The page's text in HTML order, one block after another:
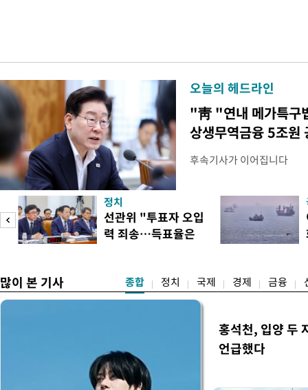
오늘의 헤드라인
"靑 "연내 메가특구
상생무역금융 5조원
후속기사가 이어집니다
정치
선관위 "투표자 오입
력 죄송…득표율은
많이 본 기사 종합 정치 국제 경제 금융
홍석천, 입양 두
언급했다